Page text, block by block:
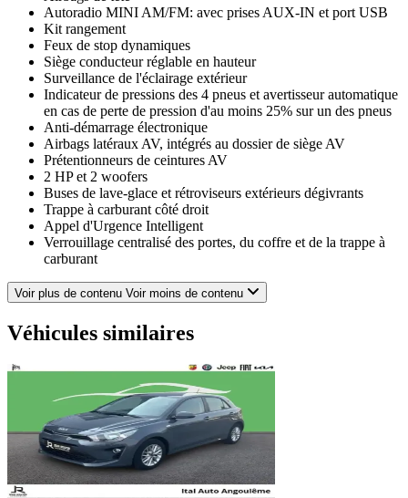
Autoradio MINI AM/FM: avec prises AUX-IN et port USB
Kit rangement
Feux de stop dynamiques
Siège conducteur réglable en hauteur
Surveillance de l'éclairage extérieur
Indicateur de pressions des 4 pneus et avertisseur automatique
en cas de perte de pression d'au moins 25% sur un des pneus
Anti-démarrage électronique
Airbags latéraux AV, intégrés au dossier de siège AV
Prétentionneurs de ceintures AV
2 HP et 2 woofers
Buses de lave-glace et rétroviseurs extérieurs dégivrants
Trappe à carburant côté droit
Appel d'Urgence Intelligent
Verrouillage centralisé des portes, du coffre et de la trappe à
carburant
Porte-boissons AV (x2)
Poignée d'ouverture du hayon Piano Black
Caméra de recul
Feux AR à LED
3ème feu de stop
Seuils de portes chromés
Surveillance de la pression des pneumatiques
Accoudoir central AV inclinable en 4 positions
2ème clé radiocommandée
Kit éclairage
Ordinateur de bord multifonctions
Verrouillage automatique des portes dès 16 Km/h
Voir plus de contenu Voir moins de contenu
Véhicules similaires